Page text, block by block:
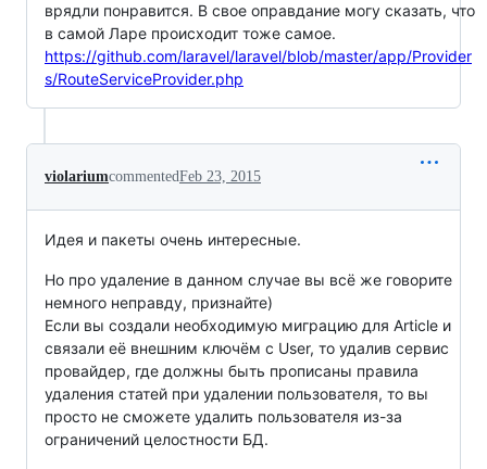
врядли понравится. В свое оправдание могу сказать, что
в самой Ларе происходит тоже самое.
https://github.com/laravel/laravel/blob/master/app/Provider
s/RouteServiceProvider.php
violariumcommentedFeb 23, 2015
Идея и пакеты очень интересные.
Но про удаление в данном случае вы всё же говорите
немного неправду, признайте)
Если вы создали необходимую миграцию для Article и
связали её внешним ключём с User, то удалив сервис
провайдер, где должны быть прописаны правила
удаления статей при удалении пользователя, то вы
просто не сможете удалить пользователя из-за
ограничений целостности БД.